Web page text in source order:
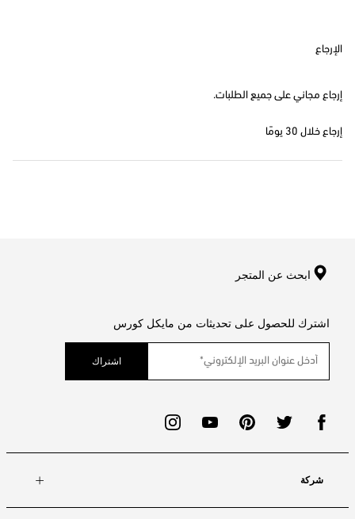
الإرجاع
إرجاع مجاني على جميع الطلبات.
إرجاع خلال 30 يومًا
ابحث عن المتجر
اشترك للحصول على تحديثات من مايكل كورس
اشتراك
شركة